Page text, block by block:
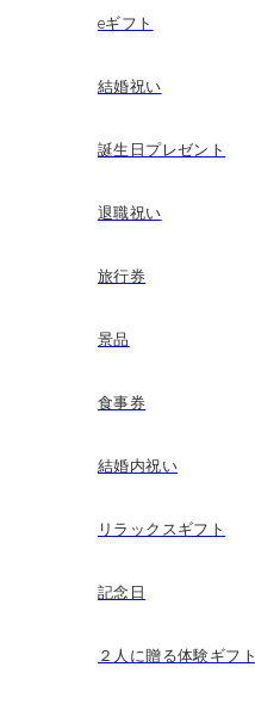
eギフト
結婚祝い
誕生日プレゼント
退職祝い
旅行券
景品
食事券
結婚内祝い
リラックスギフト
記念日
２人に贈る体験ギフト